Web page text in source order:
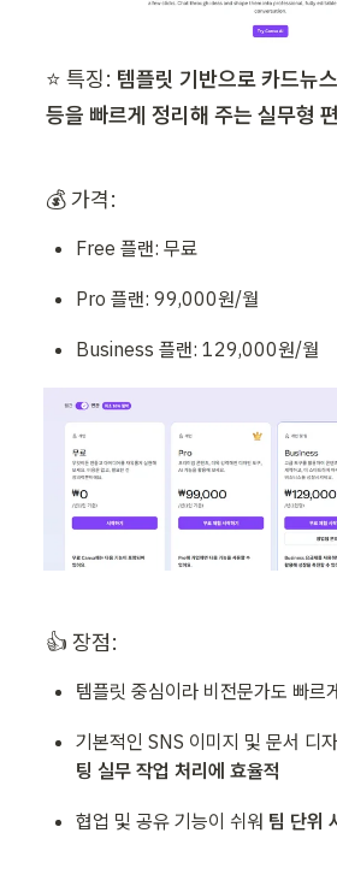
⭐ 특징: 템플릿 기반으로 카드뉴
등을 빠르게 정리해 주는 실무형
💰 가격:
Free 플랜: 무료
Pro 플랜: 99,000원/월
Business 플랜: 129,000원/월
👍 장점:
템플릿 중심이라 비전문가도 빠르
기본적인 SNS 이미지 및 문서 디
팅 실무 작업 처리에 효율적
협업 및 공유 기능이 쉬워 팀 단위